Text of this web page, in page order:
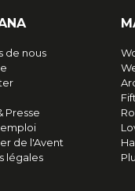
de nous
Presse
de l'Avent
légales